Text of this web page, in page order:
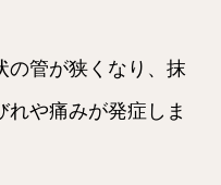
の管が狭くなり、抹
や痛みが発症しま